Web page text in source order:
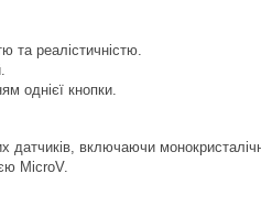
та реалістичністю.
однієї кнопки.
датчиків, включаючи
MicroV.